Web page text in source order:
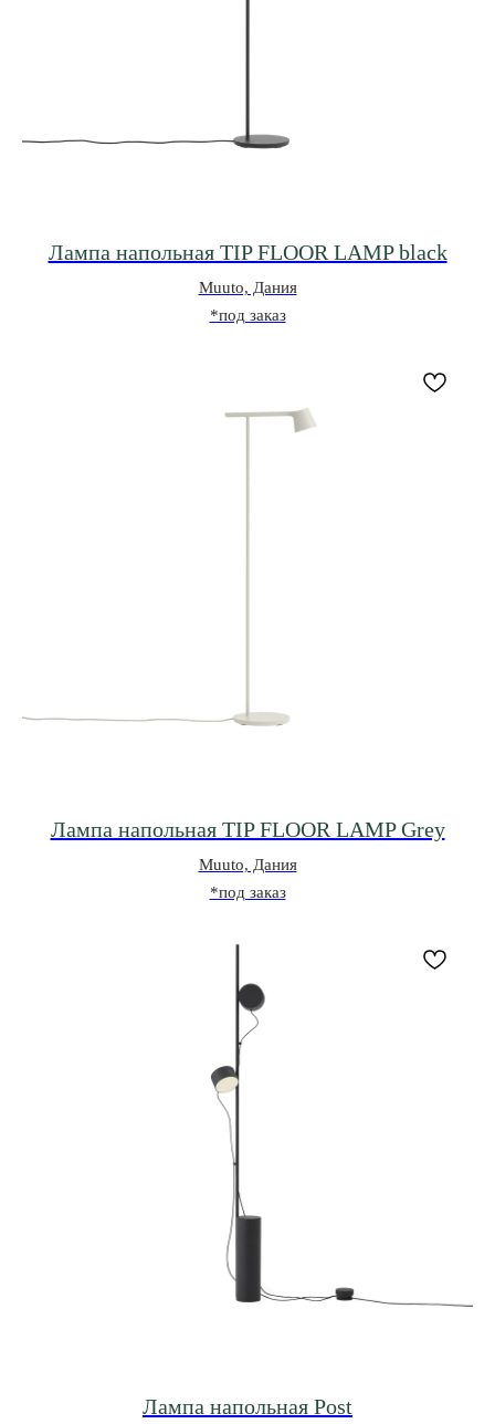
Лампа напольная TIP FLOOR LAMP black
Muuto, Дания
*под заказ
Лампа напольная TIP FLOOR LAMP Grey
Muuto, Дания
*под заказ
Лампа напольная Post